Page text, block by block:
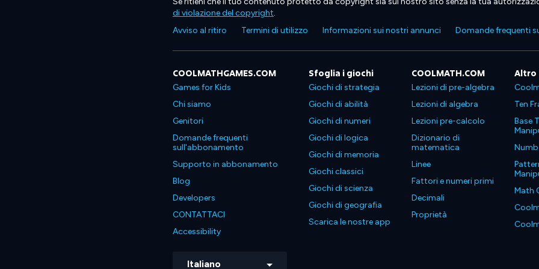
di violazione del copyright.
Avviso al ritiro
Termini di utilizzo Informazioni sui nostri annunci Domande frequenti
COOLMATHGAMES.COM
Games for Kids
Chi siamo
Genitori
Domande frequenti
sull'abbonamento
Supporto in abbonamento
Blog
Developers
CONTATTACI
Accessibility
Sfoglia i giochi
Giochi di strategia
Giochi di abilità
Giochi di numeri
Giochi di logica
Giochi di memoria
Giochi classici
Giochi di scienza
Giochi di geografia
Scarica le nostre app
COOLMATH.COM
Lezioni di pre-algebra
Lezioni di algebra
Lezioni pre-calcolo
Dizionario di
matematica
Linee
Fattori e numeri primi
Decimali
Proprietà
Altro
Ten
Base
Math
Italiano